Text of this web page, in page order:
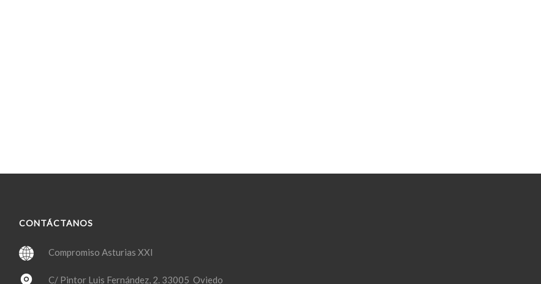
CONTÁCTANOS
Compromiso Asturias XXI
C/ Pintor Luis Fernández, 2. 33005 Oviedo